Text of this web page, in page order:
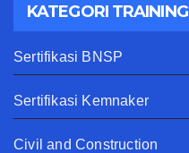
KATEGORI TRAINING
Sertifikasi BNSP
Sertifikasi Kemnaker
Civil and Construction